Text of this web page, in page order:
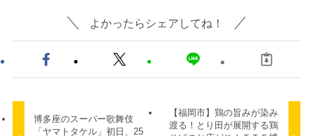
よかったらシェアしてね！
博多座のスーパー歌舞伎
「ヤマトタケル」初日、25
【福岡市】鶏の旨みが染み
渡る！とり田が展開する鶏